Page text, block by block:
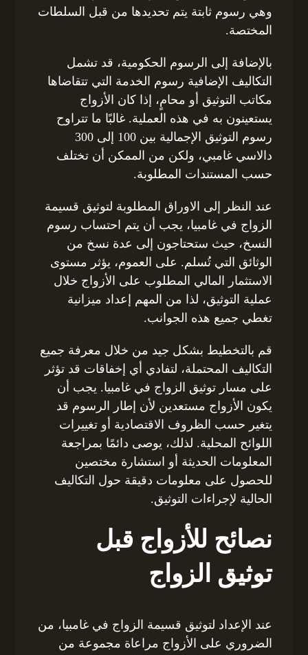
وهي رسوم ثابتة يتم تحديدها من قبل السلطات
المختصة.
بالإضافة إلى الرسوم الحكومية، قد تشمل
التكاليف الإضافية رسوم الخدمة التي تتقاضاها
مكاتب التوثيق أو محامٍ، إذا كان الأزواج
يستعينون به في هذه العملية. غالبًا ما تتراوح
رسوم التوثيق الإجمالية بين 100 إلى 300
دالاسي غامبي، ولكن من الممكن أن تختلف
حسب المستندات المطلوبة.
عند النظر إلى الاوراق المطلوبة لتوثيق قسيمة
الزواج في غامبيا، يجب أن يتم احتساب رسوم
النسخ، حيث ستحتاجون إلى عدة نسخ من
الوثائق التي تُسلم. على العموم، يؤثر مستوى
الاستثمار المالي المطلوب على الأزواج خلال
عملية التوثيق، لذا من المهم إعداد ميزانية
تغطي جميع هذه الجوانب.
قم بالتخطيط بشكل جيد من خلال معرفة جميع
التكاليف المحتملة، لتفادي أي إخفاقات قد تؤثر
على مسار توثيق الزواج في غامبيا. يجب أن
يكون الأزواج مستعدين لأن إطار الرسوم قد
يتغير حسب الظروف الاقتصادية أو تغييرات
اللوائح المحلية. لذلك، يوصى دائمًا بمراجعة
المعلومات الحديثة أو استشارة مختصين
للحصول على معلومات دقيقة حول التكاليف
الحالية لإجراءات التوثيق.
نصائح للأزواج قبل
توثيق الزواج
عند الإعداد لتوثيق قسيمة الزواج في غامبيا، من
الضروري على الأزواج مراعاة مجموعة من